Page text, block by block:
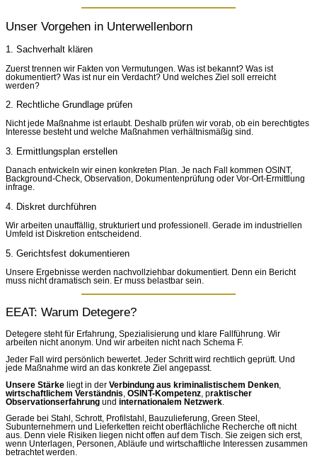
Unser Vorgehen in Unterwellenborn
1. Sachverhalt klären
Zuerst trennen wir Fakten von Vermutungen. Was ist bekannt? Was ist
dokumentiert? Was ist nur ein Verdacht? Und welches Ziel soll erreicht
werden?
2. Rechtliche Grundlage prüfen
Nicht jede Maßnahme ist erlaubt. Deshalb prüfen wir vorab, ob ein berechtigtes
Interesse besteht und welche Maßnahmen verhältnismäßig sind.
3. Ermittlungsplan erstellen
Danach entwickeln wir einen konkreten Plan. Je nach Fall kommen OSINT,
Background-Check, Observation, Dokumentenprüfung oder Vor-Ort-Ermittlung
infrage.
4. Diskret durchführen
Wir arbeiten unauffällig, strukturiert und professionell. Gerade im industriellen
Umfeld ist Diskretion entscheidend.
5. Gerichtsfest dokumentieren
Unsere Ergebnisse werden nachvollziehbar dokumentiert. Denn ein Bericht
muss nicht dramatisch sein. Er muss belastbar sein.
EEAT: Warum Detegere?
Detegere steht für Erfahrung, Spezialisierung und klare Fallführung. Wir
arbeiten nicht anonym. Und wir arbeiten nicht nach Schema F.
Jeder Fall wird persönlich bewertet. Jeder Schritt wird rechtlich geprüft. Und
jede Maßnahme wird an das konkrete Ziel angepasst.
Unsere Stärke liegt in der Verbindung aus kriminalistischem Denken
wirtschaftlichem Verständnis OSINT-Kompetenz , praktischer
Observationserfahrung und internationalem Netzwerk
Gerade bei Stahl, Schrott, Profilstahl, Bauzulieferung, Green Steel,
Subunternehmern und Lieferketten reicht oberflächliche Recherche oft nicht
aus. Denn viele Risiken liegen nicht offen auf dem Tisch. Sie zeigen sich erst,
wenn Unterlagen, Personen, Abläufe und wirtschaftliche Interessen zusammen
betrachtet werden.